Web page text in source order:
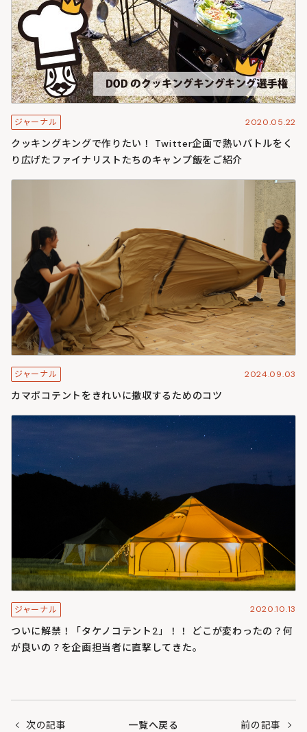
ジャーナル 2020.05.22
クッキングキングで作りたい！ Twitter企画で熱いバトルをく
り広げたファイナリストたちのキャンプ飯をご紹介
ジャーナル 2024.09.03
カマボコテントをきれいに撤収するためのコツ
ジャーナル 2020.10.13
ついに解禁！「タケノコテント2」！！ どこが変わったの？何
が良いの？を企画担当者に直撃してきた。
次の記事 一覧へ戻る 前の記事